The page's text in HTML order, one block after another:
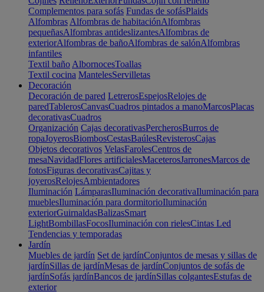
Complementos para sofás Fundas de sofásPlaids
Alfombras Alfombras de habitaciónAlfombras
pequeñasAlfombras antideslizantesAlfombras de
exteriorAlfombras de bañoAlfombras de salónAlfombras
infantiles
Textil baño AlbornocesToallas
Textil cocina MantelesServilletas
Decoración
Decoración de pared LetrerosEspejosRelojes de
paredTablerosCanvasCuadros pintados a manoMarcosPlacas
decorativasCuadros
Organización Cajas decorativasPercherosBurros de
ropaJoyerosBiombosCestasBaúlesRevisterosCajas
Objetos decorativos VelasFarolesCentros de
mesaNavidadFlores artificialesMaceterosJarronesMarcos de
fotosFiguras decorativasCajitas y
joyerosRelojesAmbientadores
Iluminación LámparasIluminación decorativaIluminación para
mueblesIluminación para dormitorioIluminación
exteriorGuirnaldasBalizasSmart
LightBombillasFocosIluminación con rielesCintas Led
Tendencias y temporadas
Jardín
Muebles de jardín Set de jardínConjuntos de mesas y sillas de
jardínSillas de jardínMesas de jardínConjuntos de sofás de
jardínSofás jardínBancos de jardínSillas colgantesEstufas de
exterior